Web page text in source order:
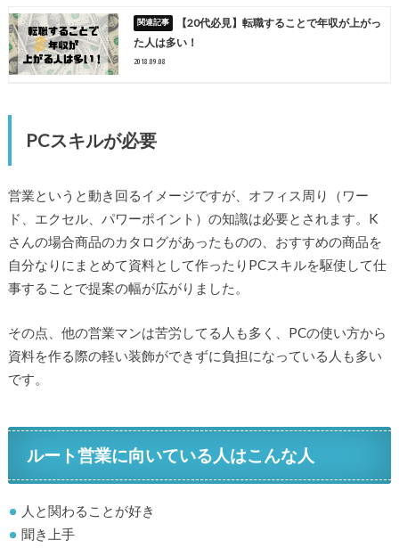
【20代必見】転職することで年収が上がっ
た人は多い！
2018.09.08
PCスキルが必要
営業というと動き回るイメージですが、オフィス周り（ワー
ド、エクセル、パワーポイント）の知識は必要とされます。K
さんの場合商品のカタログがあったものの、おすすめの商品を
自分なりにまとめて資料として作ったりPCスキルを駆使して仕
事することで提案の幅が広がりました。
その点、他の営業マンは苦労してる人も多く、PCの使い方から
資料を作る際の軽い装飾ができずに負担になっている人も多い
です。
ルート営業に向いている人はこんな人
人と関わることが好き
聞き上手